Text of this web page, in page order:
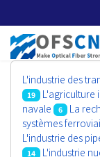
L'industrie des
19 L'agriculture
navale
6 La
systèmes
L'industrie des
14 L'industrie